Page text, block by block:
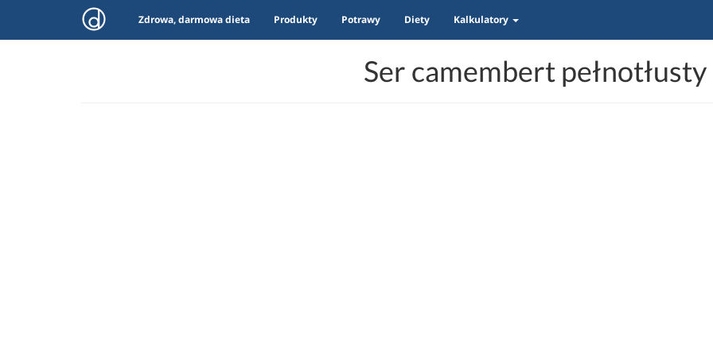
Zdrowa, darmowa dieta Produkty Potrawy Diety Kalkulatory
Ser camembert pełnotłusty